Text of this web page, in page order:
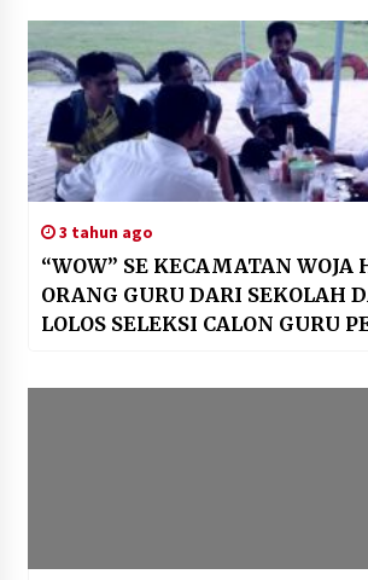
3 tahun ago
“WOW” SE KECAMATAN WOJA
ORANG GURU DARI SEKOLAH
LOLOS SELEKSI CALON GURU